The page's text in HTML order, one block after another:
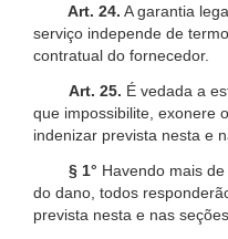
Art. 24. A garantia
serviço independe de
contratual do fornecedor.
Art. 25. É vedada a
que impossibilite, exonere
indenizar prevista nesta e
§ 1° Havendo mais
do dano, todos
prevista nesta e nas